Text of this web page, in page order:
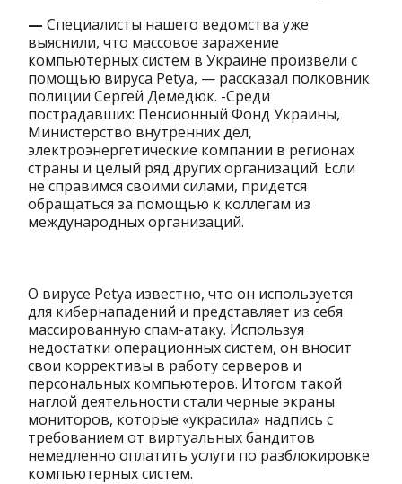
— Специалисты нашего ведомства уже
выяснили, что массовое заражение
компьютерных систем в Украине произвели с
помощью вируса Petya, — рассказал полковник
полиции Сергей Демедюк. -Среди
пострадавших: Пенсионный Фонд Украины,
Министерство внутренних дел,
электроэнергетические компании в регионах
страны и целый ряд других организаций. Если
не справимся своими силами, придется
обращаться за помощью к коллегам из
международных организаций.
О вирусе Petya известно, что он используется
для кибернападений и представляет из себя
массированную спам-атаку. Используя
недостатки операционных систем, он вносит
свои коррективы в работу серверов и
персональных компьютеров. Итогом такой
наглой деятельности стали черные экраны
мониторов, которые «украсила» надпись с
требованием от виртуальных бандитов
немедленно оплатить услуги по разблокировке
компьютерных систем.